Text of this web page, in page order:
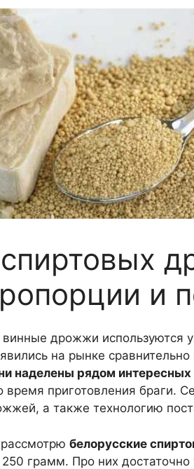
и
дрожжи используются
на рынке сравнительно
наделены рядом интересных
время приготовления браги.
а также технологию
белорусские
грамм. Про них